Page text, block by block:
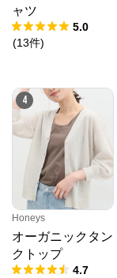
ャツ
5.0
(13件)
4
Honeys
オーガニックタン
クトップ
4.7
ク